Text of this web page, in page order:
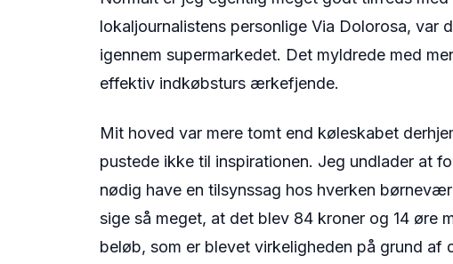
lokaljournalistens personlige Via Dolorosa,
igennem supermarkedet. Det myldrede med
effektiv indkøbsturs ærkefjende.
Mit hoved var mere tomt end køleskabet
pustede ikke til inspirationen. Jeg undlader at
nødig have en tilsynssag hos hverken
sige så meget, at det blev 84 kroner og 14 øre
beløb, som er blevet virkeligheden på grund